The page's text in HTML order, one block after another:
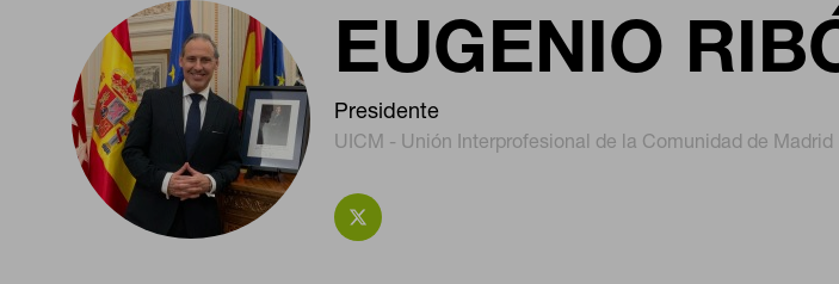
EUGENIO
Presidente
UICM - Unión Interprofesional de la Comunidad de Madrid